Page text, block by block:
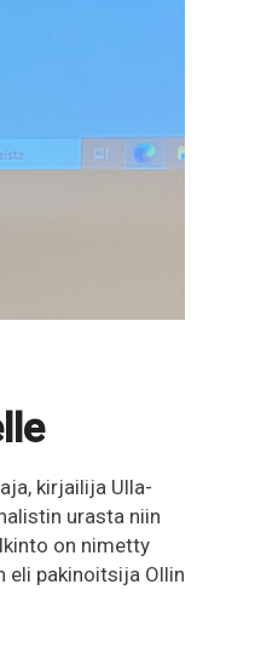
kirjailija Ulla-
urasta niin
on nimetty
eli pakinoitsija Ollin